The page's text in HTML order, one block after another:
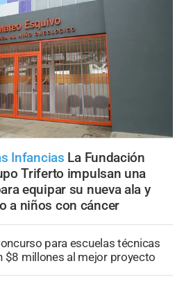
Infancias La Fundación
Triferto impulsan una
equipar su nueva ala y
a niños con cáncer
para escuelas técnicas
$8 millones al mejor proyecto